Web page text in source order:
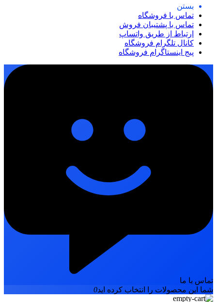
بستن
تماس با فروشگاه
تماس با پشتیبان فروش
ارتباط از طریق واتساپ
کانال تلگرام فروشگاه
پیج اینستاگرام فروشگاه
تماس با ما
شما این محصولات را انتخاب کرده اید0